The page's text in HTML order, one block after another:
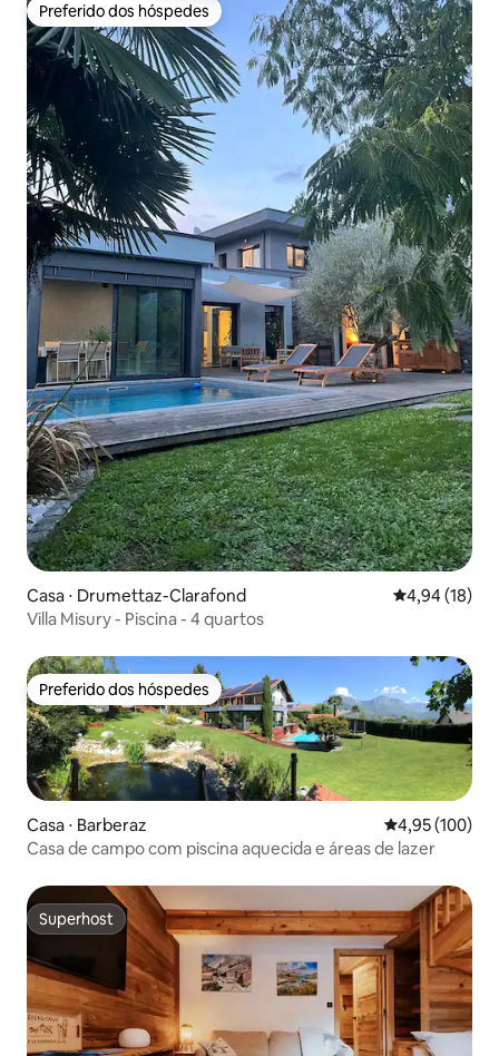
Preferido dos hóspedes
Preferido dos hóspedes
Casa ⋅ Drumettaz-Clarafond 4,94 de uma
4,94 (18)
Villa Misury - Piscina - 4 quartos
Preferido dos hóspedes
Preferido dos hóspedes
Casa ⋅ Barberaz 4,95 de uma
4,95 (100)
Casa de campo com piscina aquecida e áreas de lazer
Superhost
Superhost